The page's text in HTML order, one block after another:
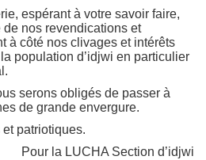
espérant à votre savoir faire,
nos revendications et
à côté nos clivages et intérêts
population d’idjwi en particulier
serons obligés de passer à
de grande envergure.
patriotiques.
Pour la LUCHA Section d’idjwi